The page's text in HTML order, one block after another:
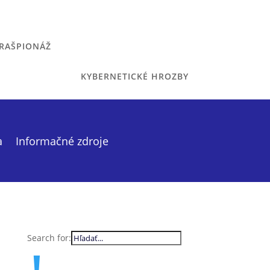
KYBERNETICKÉ HROZBY
Informačné zdroje
Search for: